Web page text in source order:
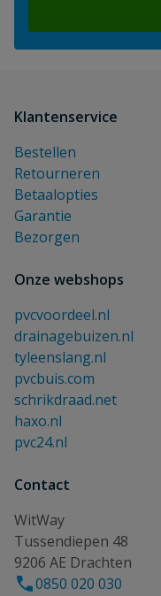
Klantenservice
Bestellen
Retourneren
Betaalopties
Garantie
Bezorgen
Onze webshops
pvcvoordeel.nl
drainagebuizen.nl
tyleenslang.nl
pvcbuis.com
schrikdraad.net
haxo.nl
pvc24.nl
Contact
WitWay
Tussendiepen 48
9206 AE Drachten
0850 020 030